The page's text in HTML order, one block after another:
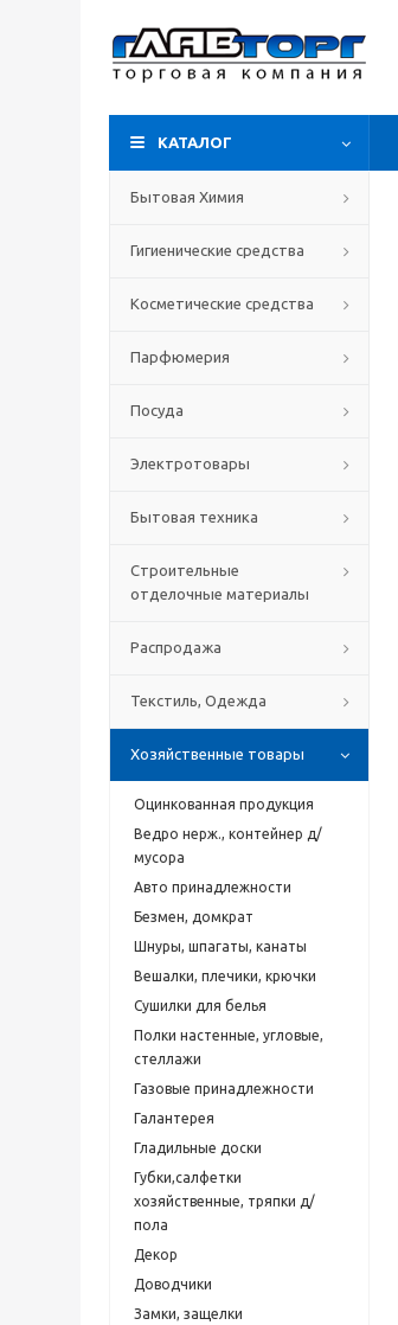
КАТАЛОГ
Бытовая Химия
Гигиенические средства
Косметические средства
Парфюмерия
Посуда
Электротовары
Бытовая техника
Строительные
отделочные материалы
Распродажа
Текстиль, Одежда
Хозяйственные товары
Оцинкованная продукция
Ведро нерж., контейнер д/
мусора
Авто принадлежности
Безмен, домкрат
Шнуры, шпагаты, канаты
Вешалки, плечики, крючки
Сушилки для белья
Полки настенные, угловые,
стеллажи
Газовые принадлежности
Галантерея
Гладильные доски
Губки,салфетки
хозяйственные, тряпки д/
пола
Декор
Доводчики
Замки, защелки